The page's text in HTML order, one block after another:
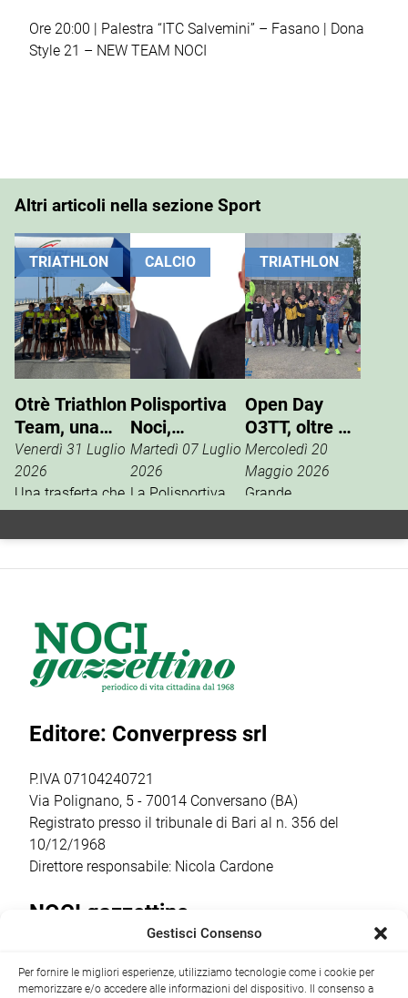
Ore 20:00 | Palestra “ITC Salvemini” – Fasano | Dona
Style 21 – NEW TEAM NOCI
Altri articoli nella sezione Sport
TRIATHLON
Otrè Triathlon
Team, una
giornata di
sport, tifo e
condivisione
Venerdì 31 Luglio
2026
Una trasferta che
va ben oltre i
risultati
una splendida
giornata di sport
all’Aquathlon di
Paola,
ancora una volta
punto […]
CALCIO
Polisportiva
Noci,
Giuseppe
Pinto nuovo
presidente
Martedì 07 Luglio
2026
La Polisportiva
Noci apre una
nuova fase della
dell’assetto
societario e
l’insediamento
del nuovo
che guiderà il
stagione sportiva
2026/2027 […]
TRIATHLON
Open Day
O3TT, oltre 50
bambini al
Foro Boario
Mercoledì 20
Maggio 2026
Grande
partecipazione,
domenica 17
bambini dai 5
Editore: Converpress srl
P.IVA 07104240721
Via Polignano, 5 - 70014 Conversano (BA)
Registrato presso il tribunale di Bari al n. 356 del
10/12/1968
Direttore responsabile: Nicola Cardone
NOCI gazzettino
+39 080 4979274|info@nocigazzettino.it Contatti|
Gestisci Consenso
Per fornire le migliori esperienze, utilizziamo tecnologie come i cookie per
memorizzare e/o accedere alle informazioni del dispositivo. Il consenso a